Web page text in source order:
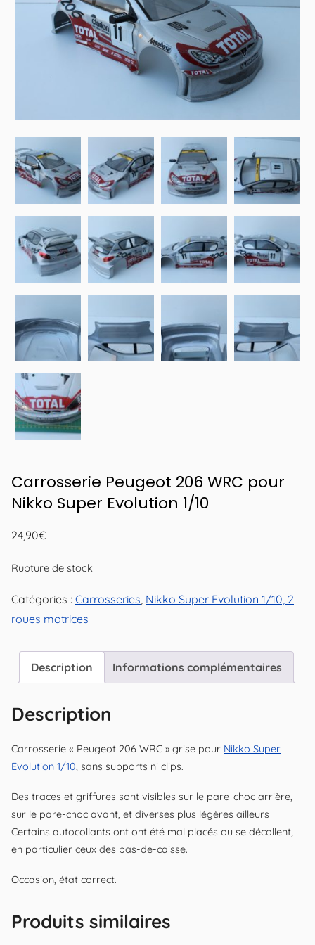
Carrosserie Peugeot 206 WRC pour
Nikko Super Evolution 1/10
24,90€
Rupture de stock
Catégories : Carrosseries, Nikko Super Evolution 1/10, 2
roues motrices
Description Informations complémentaires
Description
Carrosserie « Peugeot 206 WRC » grise pour Nikko Super
Evolution 1/10, sans supports ni clips.
Des traces et griffures sont visibles sur le pare-choc arrière,
sur le pare-choc avant, et diverses plus légères ailleurs
Certains autocollants ont ont été mal placés ou se décollent,
en particulier ceux des bas-de-caisse.
Occasion, état correct.
Produits similaires